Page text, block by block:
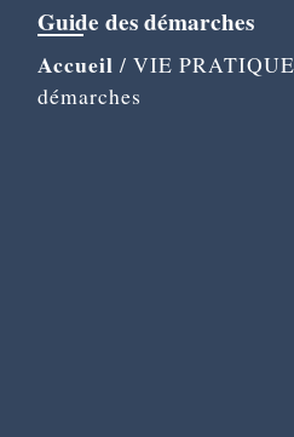
Guide des démarches
Accueil / VIE PRATIQUE
démarches